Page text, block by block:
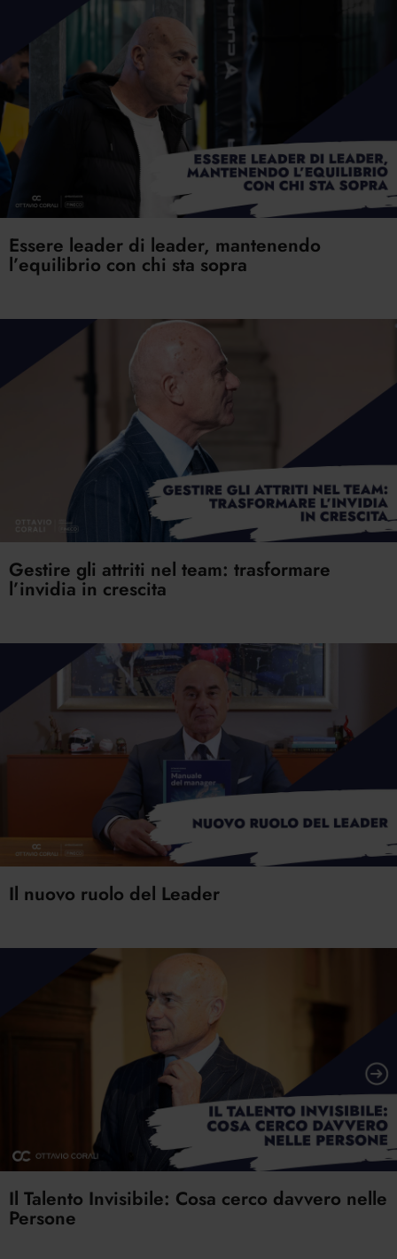
Essere leader di leader, mantenendo
l’equilibrio con chi sta sopra
Gestire gli attriti nel team: trasformare
l’invidia in crescita
Il nuovo ruolo del Leader
Il Talento Invisibile: Cosa cerco davvero nelle
Persone